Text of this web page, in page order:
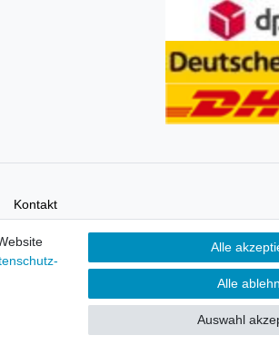
Kontakt
Eigentümer und dienen hier nur
Alle
Alle
Auswahl